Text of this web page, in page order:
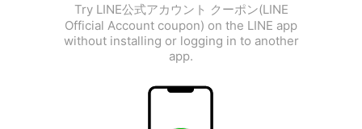
Try LINE公式アカウント クーポン(LINE
Official Account coupon) on the LINE app
without installing or logging in to another
app.